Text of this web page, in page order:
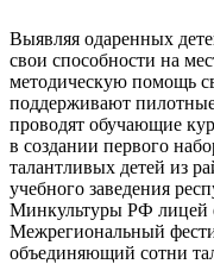
Выявляя одаренных
свои способности на
методическую помощь
поддерживают
проводят обучающие
в создании первого
талантливых детей из
учебного заведения
Минкультуры РФ лицей
Межрегиональный
объединяющий сотни